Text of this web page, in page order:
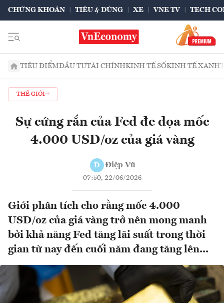
CHỨNG KHOÁN TIÊU & DÙNG XE VNE TV TECH
TIÊU ĐIỂMĐẦU TƯTÀI CHÍNHKINH TẾ SỐKINH TẾ XANH
THẾ GIỚI
Sự cứng rắn của Fed đe dọa mốc
4.000 USD/oz của giá vàng
Đ Điệp Vũ
07:50, 22/06/2026
Giới phân tích cho rằng mốc 4.000
USD/oz của giá vàng trở nên mong manh
bởi khả năng Fed tăng lãi suất trong thời
gian từ nay đến cuối năm đang tăng lên...